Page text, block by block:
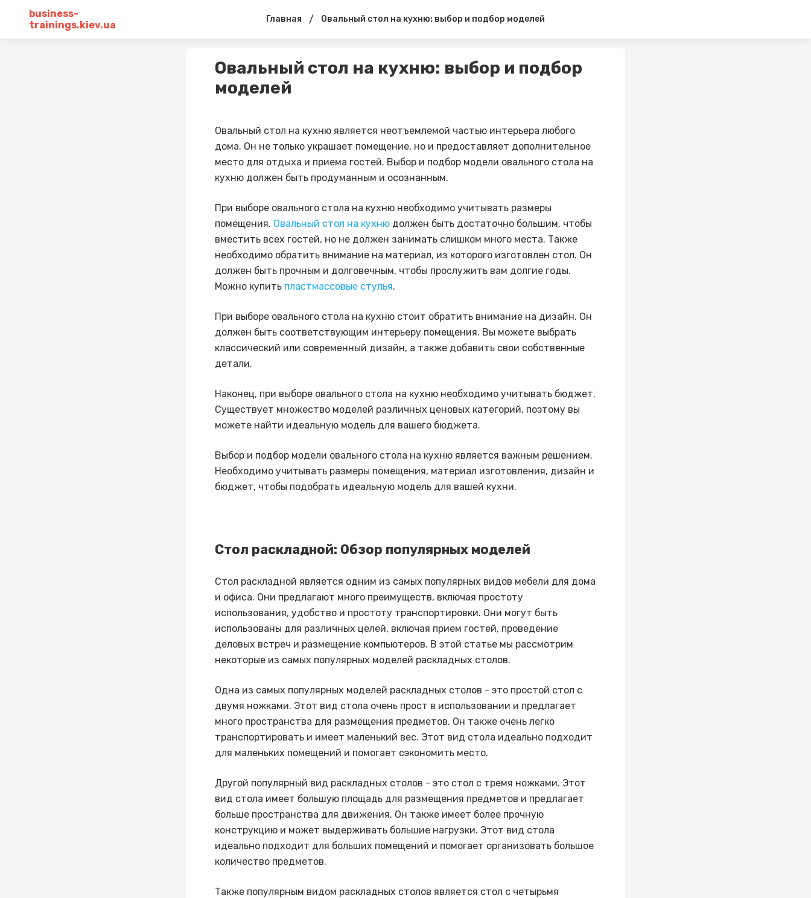
business-
trainings.kiev.ua
Главная / Овальный стол на кухню: выбор и подбор моделей
Овальный стол на кухню: выбор и подбор
моделей
Овальный стол на кухню является неотъемлемой частью интерьера любого
дома. Он не только украшает помещение, но и предоставляет дополнительное
место для отдыха и приема гостей. Выбор и подбор модели овального стола на
кухню должен быть продуманным и осознанным.
При выборе овального стола на кухню необходимо учитывать размеры
помещения. Овальный стол на кухню должен быть достаточно большим, чтобы
вместить всех гостей, но не должен занимать слишком много места. Также
необходимо обратить внимание на материал, из которого изготовлен стол. Он
должен быть прочным и долговечным, чтобы прослужить вам долгие годы.
Можно купить пластмассовые стулья.
При выборе овального стола на кухню стоит обратить внимание на дизайн. Он
должен быть соответствующим интерьеру помещения. Вы можете выбрать
классический или современный дизайн, а также добавить свои собственные
детали.
Наконец, при выборе овального стола на кухню необходимо учитывать бюджет.
Существует множество моделей различных ценовых категорий, поэтому вы
можете найти идеальную модель для вашего бюджета.
Выбор и подбор модели овального стола на кухню является важным решением.
Необходимо учитывать размеры помещения, материал изготовления, дизайн и
бюджет, чтобы подобрать идеальную модель для вашей кухни.
Стол раскладной: Обзор популярных моделей
Стол раскладной является одним из самых популярных видов мебели для дома
и офиса. Они предлагают много преимуществ, включая простоту
использования, удобство и простоту транспортировки. Они могут быть
использованы для различных целей, включая прием гостей, проведение
деловых встреч и размещение компьютеров. В этой статье мы рассмотрим
некоторые из самых популярных моделей раскладных столов.
Одна из самых популярных моделей раскладных столов - это простой стол с
двумя ножками. Этот вид стола очень прост в использовании и предлагает
много пространства для размещения предметов. Он также очень легко
транспортировать и имеет маленький вес. Этот вид стола идеально подходит
для маленьких помещений и помогает сэкономить место.
Другой популярный вид раскладных столов - это стол с тремя ножками. Этот
вид стола имеет большую площадь для размещения предметов и предлагает
больше пространства для движения. Он также имеет более прочную
конструкцию и может выдерживать большие нагрузки. Этот вид стола
идеально подходит для больших помещений и помогает организовать большое
количество предметов.
Также популярным видом раскладных столов является стол с четырьмя